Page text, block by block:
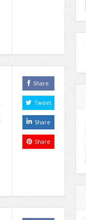
Share
Tweet
Share
Share